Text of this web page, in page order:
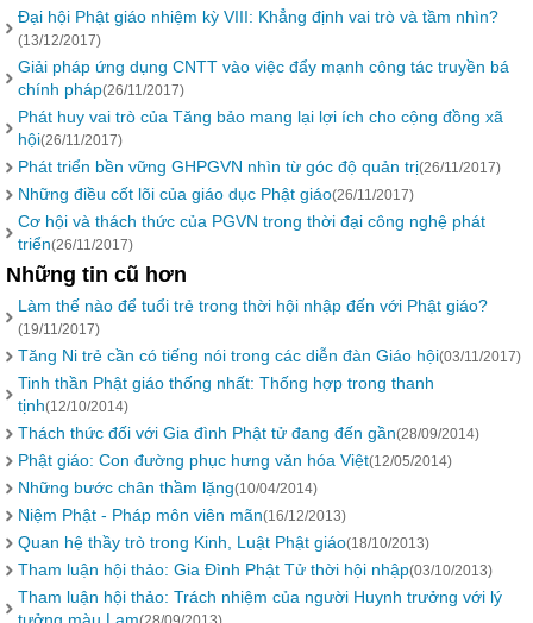
Đại hội Phật giáo nhiệm kỳ VIII: Khẳng định vai trò và tầm nhìn?
(13/12/2017)
Giải pháp ứng dụng CNTT vào việc đẩy mạnh công tác truyền bá
chính pháp(26/11/2017)
Phát huy vai trò của Tăng bảo mang lại lợi ích cho cộng đồng xã
hội(26/11/2017)
Phát triển bền vững GHPGVN nhìn từ góc độ quản trị(26/11/2017)
Những điều cốt lõi của giáo dục Phật giáo(26/11/2017)
Cơ hội và thách thức của PGVN trong thời đại công nghệ phát
triển(26/11/2017)
Những tin cũ hơn
Làm thế nào để tuổi trẻ trong thời hội nhập đến với Phật giáo?
(19/11/2017)
Tăng Ni trẻ cần có tiếng nói trong các diễn đàn Giáo hội(03/11/2017)
Tinh thần Phật giáo thống nhất: Thống hợp trong thanh
tịnh(12/10/2014)
Thách thức đối với Gia đình Phật tử đang đến gần(28/09/2014)
Phật giáo: Con đường phục hưng văn hóa Việt(12/05/2014)
Những bước chân thầm lặng(10/04/2014)
Niệm Phật - Pháp môn viên mãn(16/12/2013)
Quan hệ thầy trò trong Kinh, Luật Phật giáo(18/10/2013)
Tham luận hội thảo: Gia Đình Phật Tử thời hội nhập(03/10/2013)
Tham luận hội thảo: Trách nhiệm của người Huynh trưởng với lý